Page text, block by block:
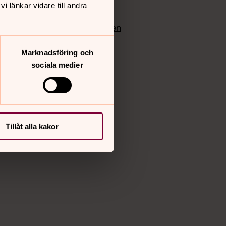
länkar vidare till andra
Marknadsföring och
sociala medier
Tillåt alla kakor
Instagram
Bloggportalen